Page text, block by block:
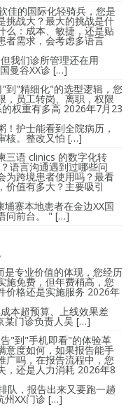
的国际化轻骑兵，您是
挑战大？最大的挑战是什
么：成本、敏捷，还是贴
者需求，会考虑多语言
我们诊所管理还在用
曼谷XX诊 […]
"精细化"的选型逻辑，您
，员工转岗、离职，权限
权重有多高 2026年7月23
护士能看到全院病历，
核。整改又怕 […]
三语 clinics 的数字化转
语言沟通遇到过哪些问
为跨境患者使用吗？最看
价值有多大？主要吸引
寨本地患者在金边XX国
问前台。 " […]
专业价值的体现，您经历
施免费，但年费稍高，您
价格还是实施服务 2026年
本超预算、上线效果差
门诊负责人吴 […]
"到"手机即看"的体验革
意度如何，如果报告能手
广吗，在报告流程中，您
，还是人力消耗 2026年8
队，报告出来又要跑一趟
XX门诊 […]